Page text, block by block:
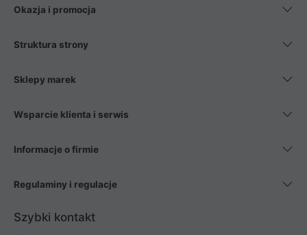
Okazja i promocja
Struktura strony
Sklepy marek
Wsparcie klienta i serwis
Informacje o firmie
Regulaminy i regulacje
Szybki kontakt